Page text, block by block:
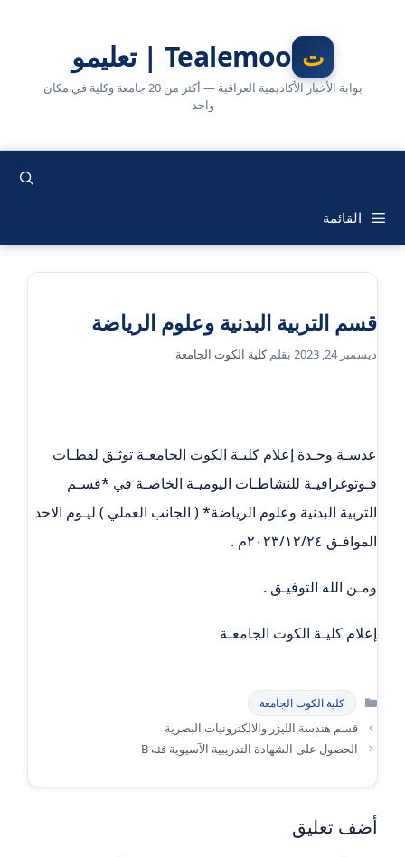
Tealemoo | تعليمو
بوابة الأخبار الأكاديمية العراقية — أكثر من 20 جامعة وكلية في مكان
واحد
القائمة
قسم التربية البدنية وعلوم الرياضة
ديسمبر 24, 2023 بقلمكلية الكوت الجامعة
عدسـة وحـدة إعلام كليـة الكوت الجامعـة توثـق لقطـات
فـوتوغرافيـة للنشاطـات اليوميـة الخاصـة في *قسـم
التربية البدنية وعلوم الرياضة* ( الجانب العملي ) ليـوم الاحد
الموافـق ٢٠٢٣/١٢/٢٤م .
ومـن الله التوفيـق .
إعلام كليـة الكوت الجامعـة
التصنيفات
كلية الكوت الجامعة
قسم هندسة الليزر والالكترونيات البصرية
الحصول على الشهادة التدريبية الآسيوية فئه B
أضف تعليق